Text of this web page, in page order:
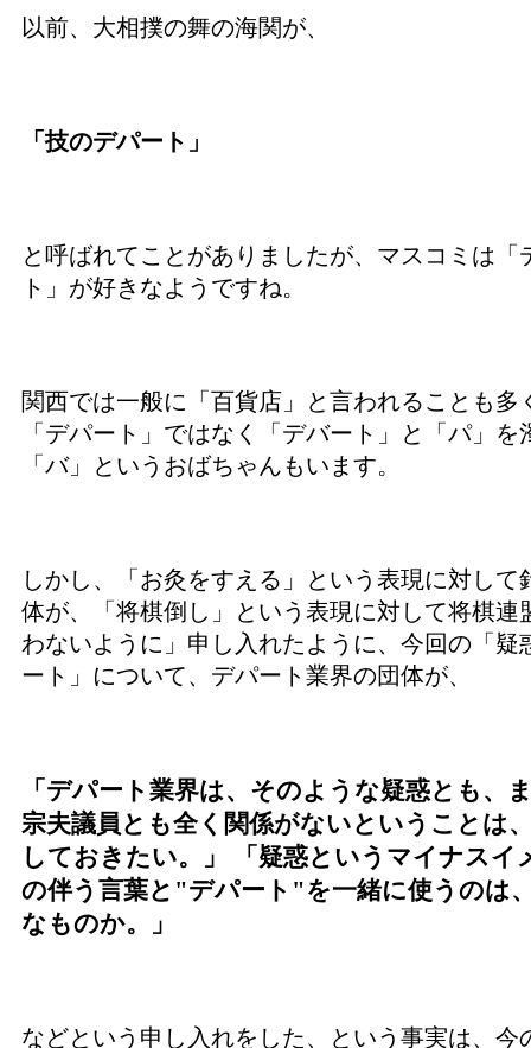
以前、大相撲の舞の海関が、
「技のデパート」
と呼ばれてことがありましたが、マスコミは「
ト」が好きなようですね。
関西では一般に「百貨店」と言われることも多
「デパート」ではなく「デバート」と「パ」を
「バ」というおばちゃんもいます。
しかし、「お灸をすえる」という表現に対して
体が、「将棋倒し」という表現に対して将棋連
わないように」申し入れたように、今回の「疑
ート」について、デパート業界の団体が、
「デパート業界は、そのような疑惑とも、
宗夫議員とも全く関係がないということは
しておきたい。」
「疑惑というマイナスイ
の伴う言葉と"デパート"を一緒に使うのは
なものか。」
などという申し入れをした、という事実は、今